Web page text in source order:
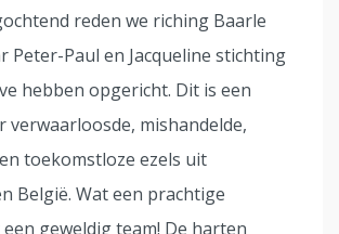
reden we riching Baarle
Peter-Paul en Jacqueline stichting
hebben opgericht. Dit is een
verwaarloosde, mishandelde,
toekomstloze ezels uit
België. Wat een prachtige
geweldig team! De harten